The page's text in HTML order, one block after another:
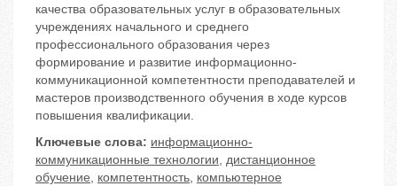
качества образовательных услуг в образовательных
учреждениях начального и среднего
профессионального образования через
формирование и развитие информационно-
коммуникационной компетентности преподавателей и
мастеров производственного обучения в ходе курсов
повышения квалификации.
Ключевые слова: информационно-
коммуникационные технологии, дистанционное
обучение, компетентность, компьютерное